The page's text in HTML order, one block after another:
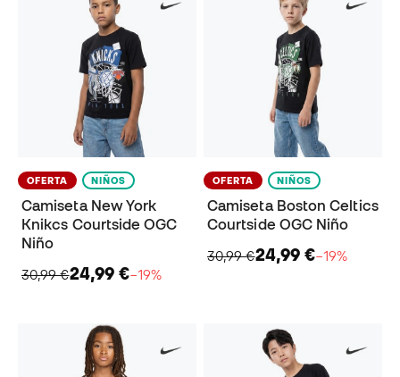
OFERTA NIÑOS
Camiseta New York
Knikcs Courtside OGC
Niño
30,99 €24,99 €−19%
OFERTA NIÑOS
Camiseta Boston Celtics
Courtside OGC Niño
30,99 €24,99 €−19%